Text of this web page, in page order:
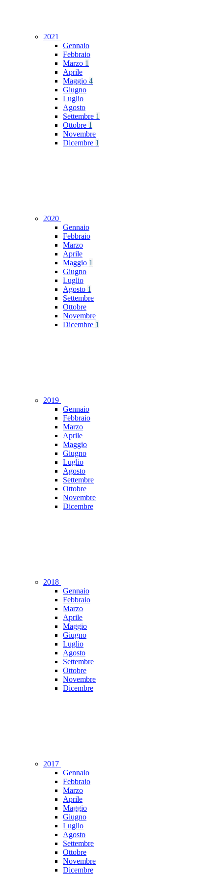
2021
Gennaio
Febbraio
Marzo 1
Aprile
Maggio 4
Giugno
Luglio
Agosto
Settembre 1
Ottobre 1
Novembre
Dicembre 1
2020
Gennaio
Febbraio
Marzo
Aprile
Maggio 1
Giugno
Luglio
Agosto 1
Settembre
Ottobre
Novembre
Dicembre 1
2019
Gennaio
Febbraio
Marzo
Aprile
Maggio
Giugno
Luglio
Agosto
Settembre
Ottobre
Novembre
Dicembre
2018
Gennaio
Febbraio
Marzo
Aprile
Maggio
Giugno
Luglio
Agosto
Settembre
Ottobre
Novembre
Dicembre
2017
Gennaio
Febbraio
Marzo
Aprile
Maggio
Giugno
Luglio
Agosto
Settembre
Ottobre
Novembre
Dicembre